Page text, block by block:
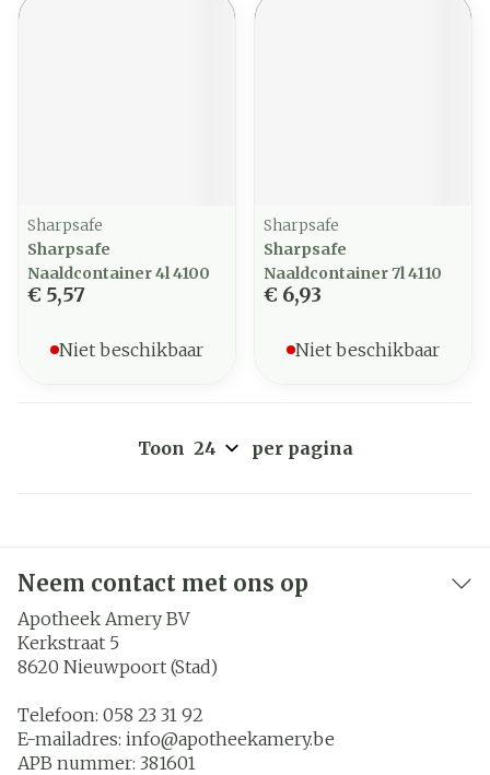
Sharpsafe
Sharpsafe
Naaldcontainer 4l 4100
€ 5,57
Niet beschikbaar
Sharpsafe
Sharpsafe
Naaldcontainer 7l 4110
€ 6,93
Niet beschikbaar
Toon per pagina
Neem contact met ons op
Apotheek Amery BV
Kerkstraat 5
8620 Nieuwpoort (Stad)
Telefoon: 058 23 31 92
E-mailadres: info@apotheekamery.be
APB nummer: 381601